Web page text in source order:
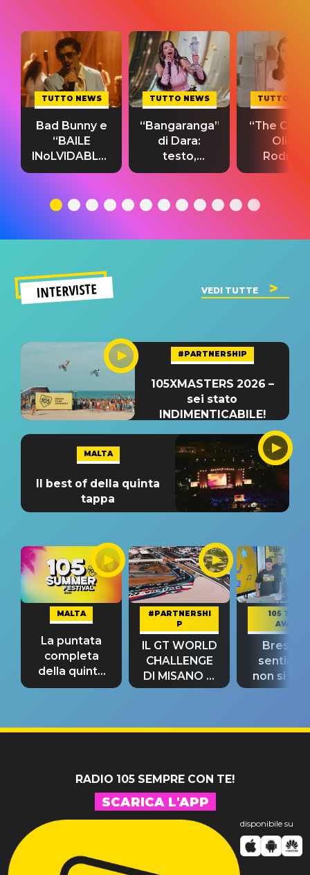
TUTTO NEWS
Bad Bunny e
“BAILE
INoLVIDABLE”:
testo,
significato
TUTTO NEWS
“Bangaranga”
di Dara:
testo,
traduzione e
del singolo
TUTTO
“The
Olivia
testo,
INTERVISTE VEDI TUTTE
#PARTNERSHIP
105XMASTERS 2026 –
sei stato
INDIMENTICABILE!
MALTA
Il best of della quinta
tappa
MALTA
La puntata
completa
della quinta
tappa
#PARTNERSHI
P
IL GT WORLD
CHALLENGE
DI MISANO si
riconferma
105 TAKE
AWAY
Bresh:
non si
fino alla
RADIO 105 SEMPRE CON TE!
SCARICA L'APP
disponibile su